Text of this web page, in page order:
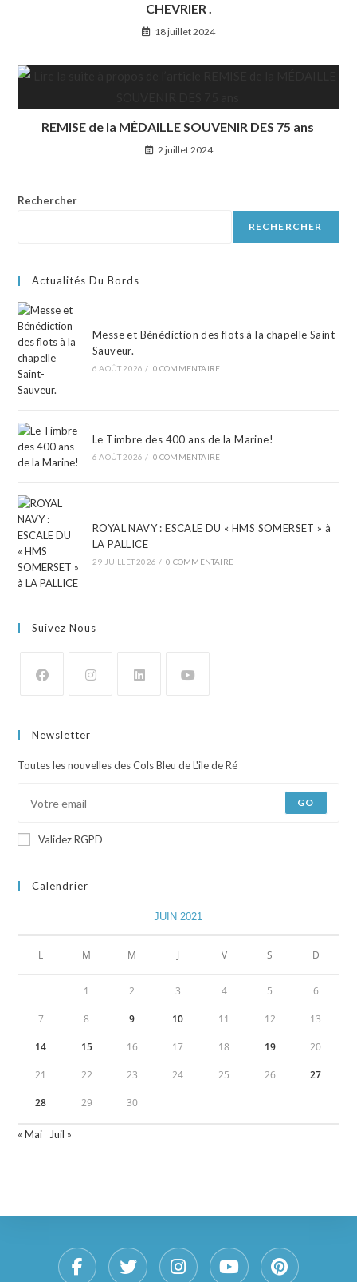
CHEVRIER .
18 juillet 2024
REMISE de la MÉDAILLE SOUVENIR DES 75 ans
2 juillet 2024
Rechercher
RECHERCHER
Actualités Du Bords
Messe et Bénédiction des flots à la chapelle Saint-
Sauveur.
6 AOÛT 2026 / 0 COMMENTAIRE
Le Timbre des 400 ans de la Marine!
6 AOÛT 2026 / 0 COMMENTAIRE
ROYAL NAVY : ESCALE DU « HMS SOMERSET » à
LA PALLICE
29 JUILLET 2026 / 0 COMMENTAIRE
Suivez Nous
Newsletter
Toutes les nouvelles des Cols Bleu de L'ile de Ré
GO
Validez RGPD
Calendrier
JUIN 2021
L M M J V S D
1 2 3 4 5 6
7 8 9 10 11 12 13
14 15 16 17 18 19 20
21 22 23 24 25 26 27
28 29 30
« Mai Juil »